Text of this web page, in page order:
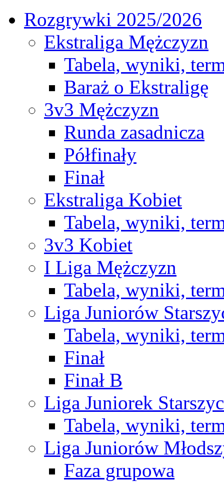
Rozgrywki 2025/2026
Ekstraliga Mężczyzn
Tabela, wyniki,
Baraż o Ekstraligę
3v3 Mężczyzn
Runda zasadnicza
Półfinały
Finał
Ekstraliga Kobiet
Tabela, wyniki,
3v3 Kobiet
I Liga Mężczyzn
Tabela, wyniki,
Liga Juniorów
Tabela, wyniki,
Finał
Finał B
Liga Juniorek
Tabela, wyniki,
Liga Juniorów
Faza grupowa